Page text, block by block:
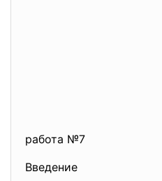
работа №7
Введение